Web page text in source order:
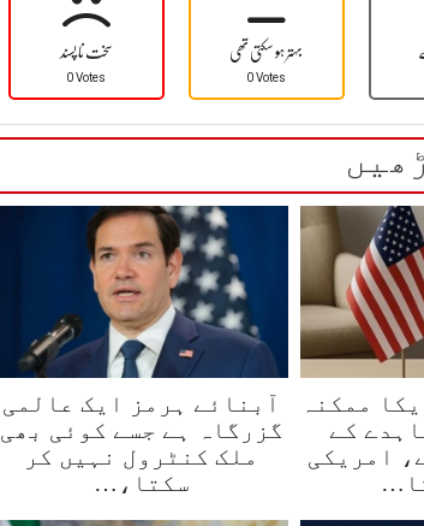
سخت نا پسند
0 Votes
بہتر ہو سکتی تھی
0 Votes
ممکنہ
کے
امریکی
آبنائے ہرمز ایک عالمی
گزرگاہ ہے جسے کوئی بھی
ملک کنٹرول نہیں کر
سکتا،…